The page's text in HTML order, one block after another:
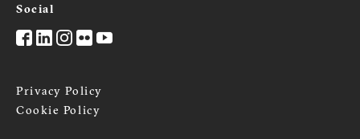
Social
Privacy Policy
Cookie Policy